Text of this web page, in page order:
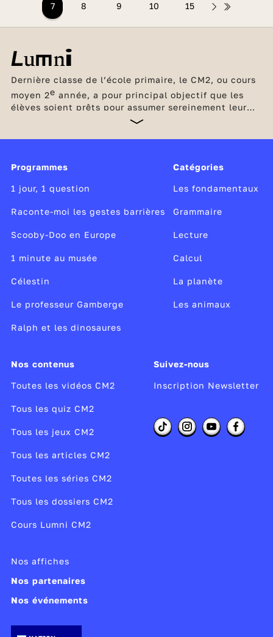
7 8 9 10 15
Dernière classe de l’école primaire, le CM2, ou cours
moyen 2e année, a pour principal objectif que les
élèves soient prêts pour assumer sereinement leur
future entrée au collège. Les bases en français et en
de calcul et de résolution de problèmes. Des
enseignements obligatoires à l'école élémentaire.
Programmes
1 jour, 1 question
Raconte-moi les gestes barrières
Scooby-Doo en Europe
1 minute au musée
Célestin
Le professeur Gamberge
Ralph et les dinosaures
Catégories
Les fondamentaux
Grammaire
Lecture
Calcul
La planète
Les animaux
Nos contenus
Toutes les vidéos CM2
Tous les quiz CM2
Tous les jeux CM2
Tous les articles CM2
Toutes les séries CM2
Tous les dossiers CM2
Cours Lumni CM2
Suivez-nous
Inscription Newsletter
Nos affiches
Nos partenaires
Nos événements